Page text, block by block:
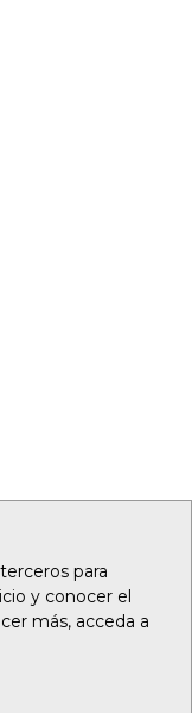
para
y conocer el
más, acceda a